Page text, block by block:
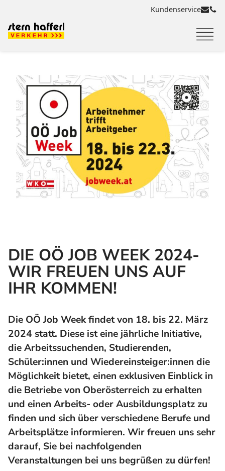
Kundenservice
DIE OÖ JOB WEEK 2024-
WIR FREUEN UNS AUF
IHR KOMMEN!
Die OÖ Job Week findet von 18. bis 22. März
2024 statt. Diese ist eine jährliche Initiative,
die Arbeitssuchenden, Studierenden,
Schüler:innen und Wiedereinsteiger:innen die
Möglichkeit bietet, einen exklusiven Einblick in
die Betriebe von Oberösterreich zu erhalten
und einen Arbeits- oder Ausbildungsplatz zu
finden und sich über verschiedene Berufe und
Arbeitsplätze informieren. Wir freuen uns sehr
darauf, Sie bei nachfolgenden
Veranstaltungen bei uns begrüßen zu dürfen!